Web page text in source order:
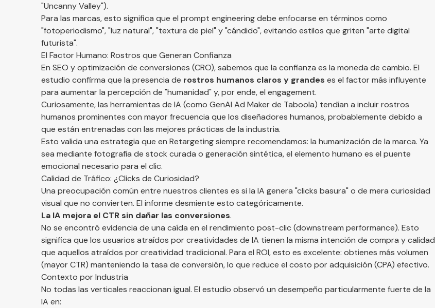
"Uncanny Valley").
Para las marcas, esto significa que el prompt engineering debe enfocarse en términos como
"fotoperiodismo", "luz natural", "textura de piel" y "cándido", evitando estilos que griten "arte digital
futurista".
El Factor Humano: Rostros que Generan Confianza
En SEO y optimización de conversiones (CRO), sabemos que la confianza es la moneda de cambio. El
estudio confirma que la presencia de rostros humanos claros y grandes es el factor más influyente
para aumentar la percepción de "humanidad" y, por ende, el engagement.
Curiosamente, las herramientas de IA (como GenAI Ad Maker de Taboola) tendían a incluir rostros
humanos prominentes con mayor frecuencia que los diseñadores humanos, probablemente debido a
que están entrenadas con las mejores prácticas de la industria.
Esto valida una estrategia que en Retargeting siempre recomendamos: la humanización de la marca. Ya
sea mediante fotografía de stock curada o generación sintética, el elemento humano es el puente
emocional necesario para el clic.
Calidad de Tráfico: ¿Clicks de Curiosidad?
Una preocupación común entre nuestros clientes es si la IA genera "clicks basura" o de mera curiosidad
visual que no convierten. El informe desmiente esto categóricamente.
La IA mejora el CTR sin dañar las conversiones.
No se encontró evidencia de una caída en el rendimiento post-clic (downstream performance). Esto
significa que los usuarios atraídos por creatividades de IA tienen la misma intención de compra y calidad
que aquellos atraídos por creatividad tradicional. Para el ROI, esto es excelente: obtienes más volumen
(mayor CTR) manteniendo la tasa de conversión, lo que reduce el costo por adquisición (CPA) efectivo.
Contexto por Industria
No todas las verticales reaccionan igual. El estudio observó un desempeño particularmente fuerte de la
IA en: